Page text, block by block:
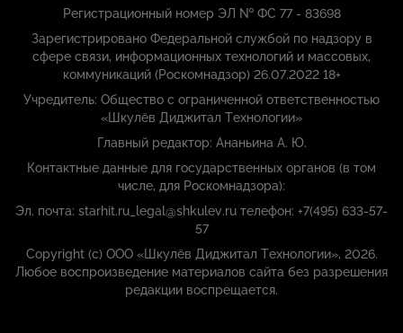
Регистрационный номер ЭЛ № ФС 77 - 83698
Зарегистрировано Федеральной службой по надзору в
сфере связи, информационных технологий и массовых,
коммуникаций (Роскомнадзор) 26.07.2022 18+
Учредитель: Общество с ограниченной ответственностью
«Шкулёв Диджитал Технологии»
Главный редактор: Ананьина А. Ю.
Контактные данные для государственных органов (в том
числе, для Роскомнадзора):
Эл. почта: starhit.ru_legal@shkulev.ru телефон: +7(495) 633-57-
57
Copyright (с) ООО «Шкулёв Диджитал Технологии», 2026.
Любое воспроизведение материалов сайта без разрешения
редакции воспрещается.